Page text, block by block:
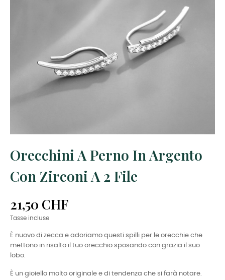
Orecchini A Perno In Argento
Con Zirconi A 2 File
21,50 CHF
Tasse incluse
È nuovo di zecca e adoriamo questi spilli per le orecchie che
mettono in risalto il tuo orecchio sposando con grazia il suo
lobo.
È un gioiello molto originale e di tendenza che si farà notare.